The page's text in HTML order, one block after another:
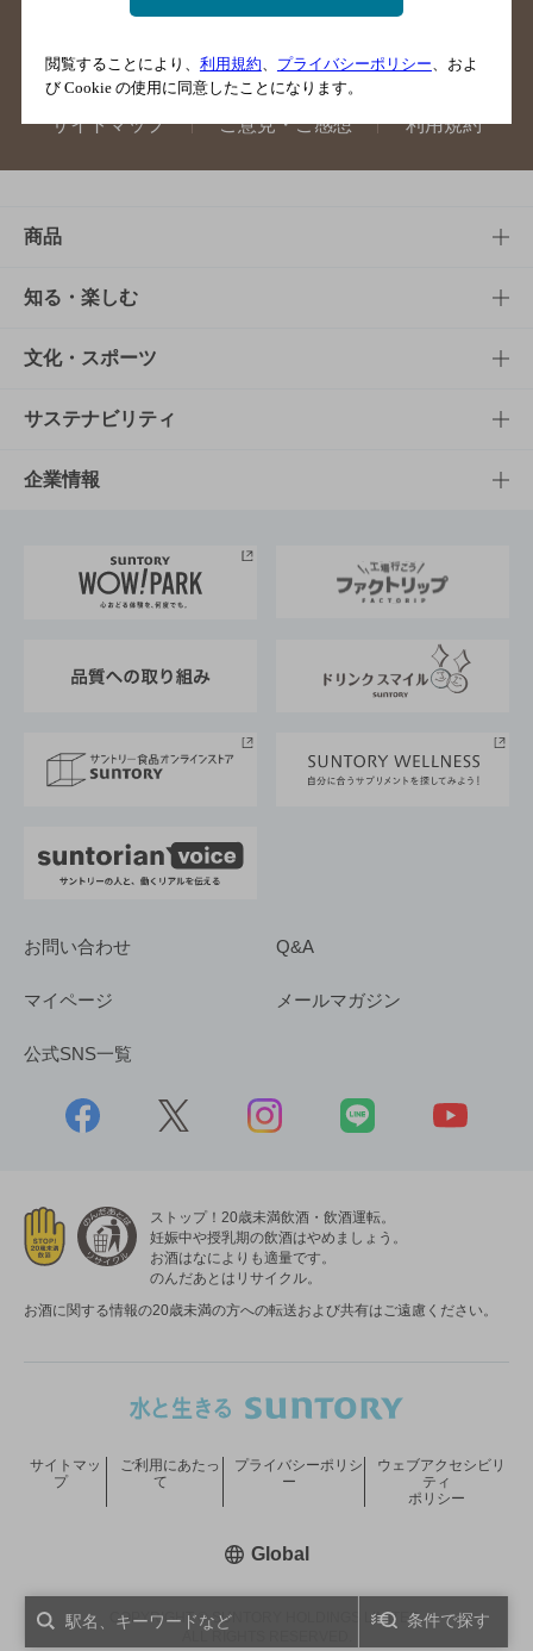
掲載店舗様ログイン
サイトマップ ご意見・ご感想 利用規約
条件で探す
商品
商品TOP
商品一覧
商品発売情報
栄養成分一覧
知る・楽しむ
知る・楽しむTOP
キャンペーン
工場見学
地域情報
文化・スポーツ
文化・スポーツTOP
サントリーホール
サントリーサンバーズ大阪
サステナビリティ
サステナビリティTOP
サントリーが考えるサステナビリティ経営
企業情報
企業概要
採用情報
お問い合わせ Q&A
マイページ メールマガジン
公式SNS一覧
ストップ！20歳未満飲酒・飲酒運転。
妊娠中や授乳期の飲酒はやめましょう。
お酒はなによりも適量です。
のんだあとはリサイクル。
お酒に関する情報の20歳未満の方への転送および共有はご遠慮ください。
COPYRIGHT © SUNTORY HOLDINGS LIMITED.
サイトマッ
プ
ご利用にあたっ
て
プライバシーポリシ
ー
ウェブアクセシビリ
ティ
ポリシー
Global新しいウィンドウで開く
閲覧することにより、 利用規約 プライバシーポリシー 、およ
び Cookie の使用に同意したことになります。